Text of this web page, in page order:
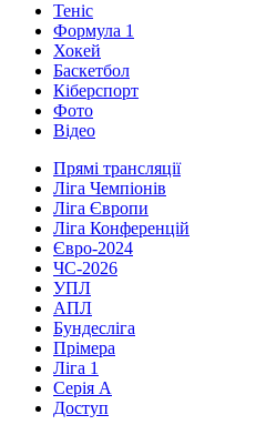
Теніс
Формула 1
Хокей
Баскетбол
Кіберспорт
Фото
Відео
Прямі трансляції
Ліга Чемпіонів
Ліга Європи
Ліга Конференцій
Євро-2024
ЧС-2026
УПЛ
АПЛ
Бундесліга
Прімера
Ліга 1
Серія А
Доступ